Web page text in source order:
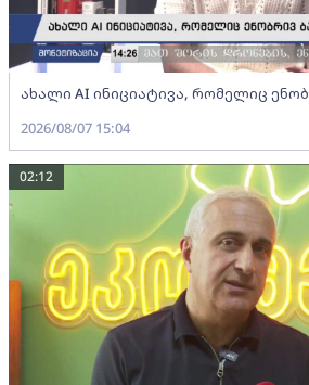
ახალი AI ინიციატივა, რომელიც
2026/08/07 15:04
02:12